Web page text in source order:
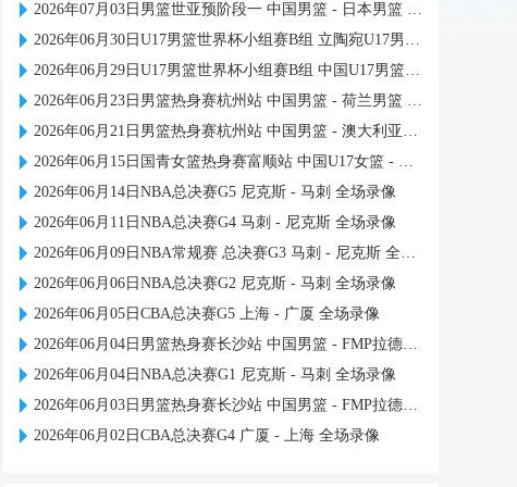
2026年07月03日男篮世亚预阶段一 中国男篮 - 日本男篮 全场录像
2026年06月30日U17男篮世界杯小组赛B组 立陶宛U17男篮 - 中国U17男篮 全场录像
2026年06月29日U17男篮世界杯小组赛B组 中国U17男篮 - 加拿大U17男篮 录像
2026年06月23日男篮热身赛杭州站 中国男篮 - 荷兰男篮 全场录像
2026年06月21日男篮热身赛杭州站 中国男篮 - 澳大利亚男篮 全场录像
2026年06月15日国青女篮热身赛富顺站 中国U17女篮 - 伏伊伏丁那女篮 全场录像
2026年06月14日NBA总决赛G5 尼克斯 - 马刺 全场录像
2026年06月11日NBA总决赛G4 马刺 - 尼克斯 全场录像
2026年06月09日NBA常规赛 总决赛G3 马刺 - 尼克斯 全场录像
2026年06月06日NBA总决赛G2 尼克斯 - 马刺 全场录像
2026年06月05日CBA总决赛G5 上海 - 广厦 全场录像
2026年06月04日男篮热身赛长沙站 中国男篮 - FMP拉德尼基 全场录像
2026年06月04日NBA总决赛G1 尼克斯 - 马刺 全场录像
2026年06月03日男篮热身赛长沙站 中国男篮 - FMP拉德尼基 全场录像
2026年06月02日CBA总决赛G4 广厦 - 上海 全场录像